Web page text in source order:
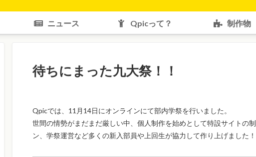
ニュース Qpicって？ 制作物
待ちにまった九大祭！！
Qpicでは、11月14日にオンラインにて部内学祭を行いました。
世間の情勢がまだまだ厳しい中、個人制作を始めとして特設サイトの
ン、学祭運営など多くの新入部員や上回生が協力して作り上げました